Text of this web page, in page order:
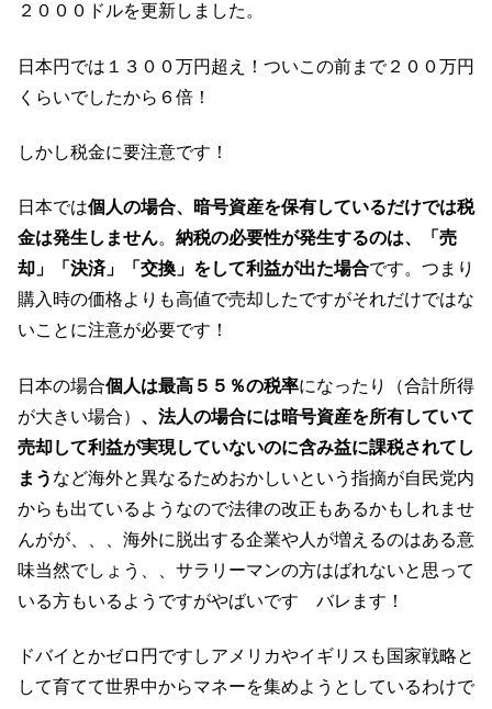
２０００ドルを更新しました。
日本円では１３００万円超え！ついこの前まで２００万円
くらいでしたから６倍！
しかし税金に要注意です！
日本では個人の場合、暗号資産を保有しているだけでは税
金は発生しません。 納税の必要性が発生するのは、「売
却」「決済」「交換」をして利益が出た場合です。つまり
購入時の価格よりも高値で売却したですがそれだけではな
いことに注意が必要です！
日本の場合個人は最高５５％の税率になったり（合計所得
が大きい場合） 、法人の場合には暗号資産を所有していて
売却して利益が実現していないのに含み益に課税されてし
まう など海外と異なるためおかしいという指摘が自民党内
からも出ているようなので法律の改正もあるかもしれませ
んがが、、、海外に脱出する企業や人が増えるのはある意
味当然でしょう、、サラリーマンの方はばれないと思って
いる方もいるようですがやばいです バレます！
ドバイとかゼロ円ですしアメリカやイギリスも国家戦略と
して育てて世界中からマネーを集めようとしているわけで